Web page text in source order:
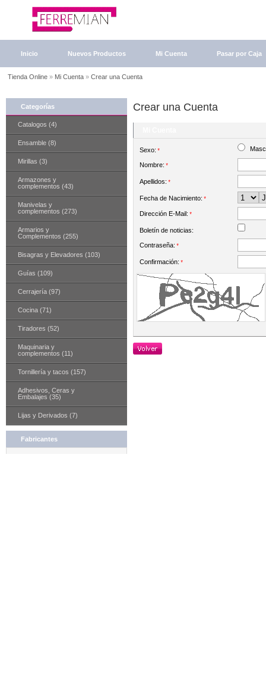
Inicio Nuevos Productos Mi Cuenta Pasar por Caja
Tienda Online» Mi Cuenta» Crear una Cuenta
Categorías
Catalogos (4)
Ensamble (8)
Mirillas (3)
Armazones y
complementos (43)
Manivelas y
complementos (273)
Armarios y
Complementos (255)
Bisagras y Elevadores (103)
Guías (109)
Cerrajería (97)
Cocina (71)
Tiradores (52)
Maquinaria y
complementos (11)
Tornillería y tacos (157)
Adhesivos, Ceras y
Embalajes (35)
Lijas y Derivados (7)
Fabricantes
Crear una Cuenta
Sexo: *
Nombre: *
Apellidos: *
Fecha de Nacimiento: *
Dirección E-Mail: *
Boletín de noticias:
Contraseña: *
Confirmación: *